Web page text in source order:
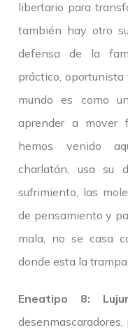
libertario para
también hay otro
defensa de la
práctico, oportunista
mundo es como
aprender a mover
hemos venido
charlatán, usa su
sufrimiento, las
de pensamiento y
mala, no se casa
donde esta la trampa.
Eneatipo 8: